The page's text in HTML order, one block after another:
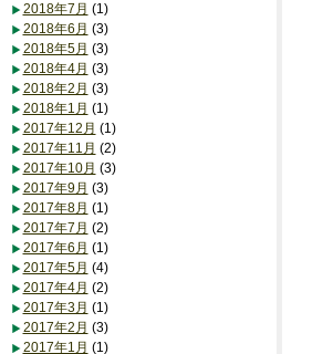
2018年7月 (1)
2018年6月 (3)
2018年5月 (3)
2018年4月 (3)
2018年2月 (3)
2018年1月 (1)
2017年12月 (1)
2017年11月 (2)
2017年10月 (3)
2017年9月 (3)
2017年8月 (1)
2017年7月 (2)
2017年6月 (1)
2017年5月 (4)
2017年4月 (2)
2017年3月 (1)
2017年2月 (3)
2017年1月 (1)